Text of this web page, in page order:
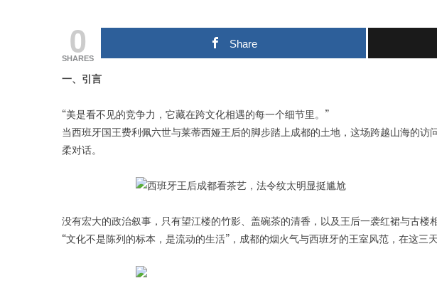
0
SHARES
Share
一、引言
“美是看不见的竞争力，它藏在跨文化相遇的每一个细节里。”
当西班牙国王费利佩六世与莱蒂西娅王后的脚步踏上成都的土地，这场跨越山海的访
柔对话。
没有宏大的政治叙事，只有望江楼的竹影、盖碗茶的清香，以及王后一袭红裙与古
“文化不是陈列的标本，是流动的生活”，成都的烟火气与西班牙的王室风范，在这三